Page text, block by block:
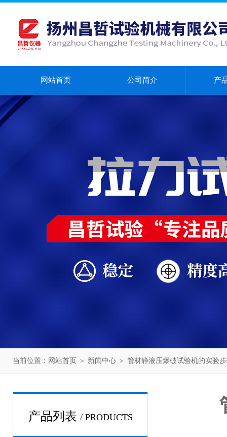
网站首页 公司简介 产
当前位置： 网站首页 ＞ 新闻中心 ＞ 管材静液压爆破试验机的实验
产品列表 / PRODUCTS